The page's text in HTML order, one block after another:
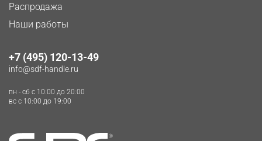
Распродажа
Наши работы
+7 (495) 120-13-49
info@sdf-handle.ru
пн - сб c 10:00 до 20:00
вс c 10:00 до 19:00